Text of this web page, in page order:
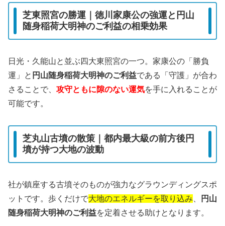
芝東照宮の勝運｜徳川家康公の強運と円山
随身稲荷大明神のご利益の相乗効果
日光・久能山と並ぶ四大東照宮の一つ。家康公の「勝負
運」と 円山随身稲荷大明神のご利益である「守護」が合わ
さることで、 攻守ともに隙のない運気を手に入れることが
可能です。
芝丸山古墳の散策｜都内最大級の前方後円
墳が持つ大地の波動
社が鎮座する古墳そのものが強力なグラウンディングスポ
ットです。歩くだけで大地のエネルギーを取り込み
円山
随身稲荷大明神のご利益を定着させる助けとなります。